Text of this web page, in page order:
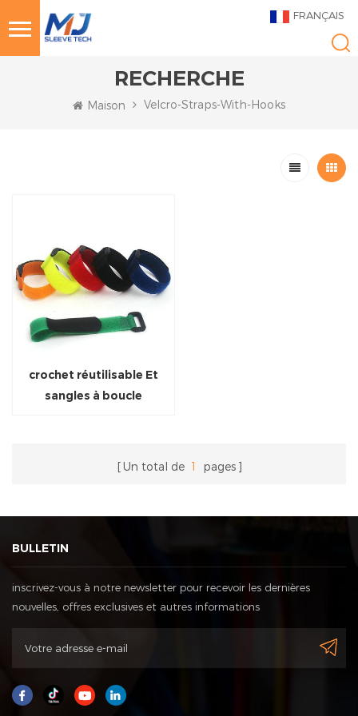
FRANÇAIS
RECHERCHE
Maison Velcro-Straps-With-Hooks
crochet réutilisable Et
sangles à boucle
Un total de 1 pages
BULLETIN
inscrivez-vous à notre newsletter pour recevoir les dernières
nouvelles, offres exclusives et autres informations